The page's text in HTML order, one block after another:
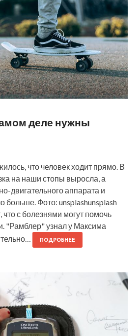
деле нужны
что человек ходит прямо. В
на наши стопы выросла, а
двигательного аппарата и
больше. Фото: unsplashunsplash
с болезнями могут помочь
"Рамблер" узнал у Максима
ПОДРОБНЕЕ